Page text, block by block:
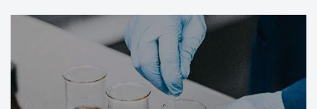
материалов
Анализ металлов и
Анализ нефтепродуктов